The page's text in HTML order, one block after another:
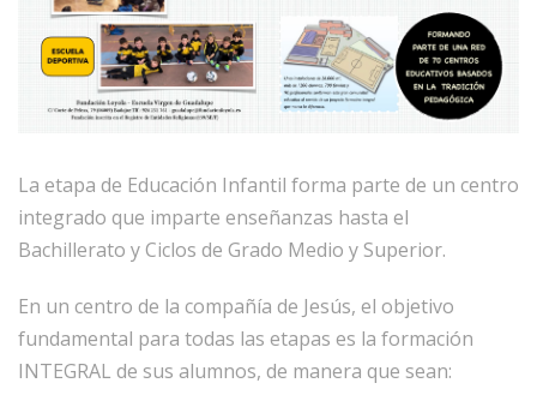
La etapa de Educación Infantil forma parte de un centro
integrado que imparte enseñanzas hasta el
Bachillerato y Ciclos de Grado Medio y Superior.
En un centro de la compañía de Jesús, el objetivo
fundamental para todas las etapas es la formación
INTEGRAL de sus alumnos, de manera que sean: